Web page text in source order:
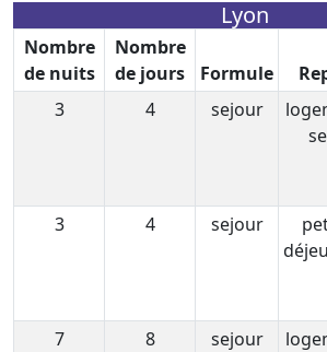
Lyon
Nombre
de nuits
Nombre
de jours
Formule
3
4 sejour
3
4 sejour
7
8 sejour